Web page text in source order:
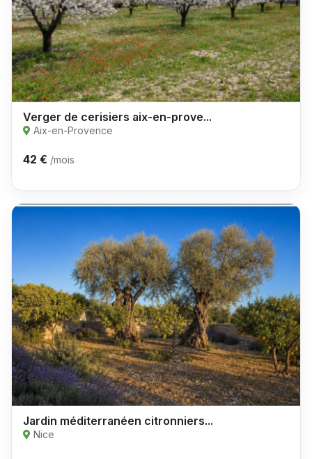
Verger de cerisiers aix-en-prove...
Aix-en-Provence
42 € /mois
Jardin méditerranéen citronniers...
Nice